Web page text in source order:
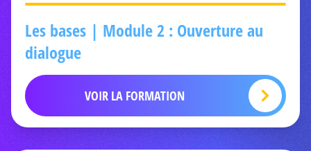
Les bases | Module 2 : Ouverture au
dialogue
VOIR LA FORMATION